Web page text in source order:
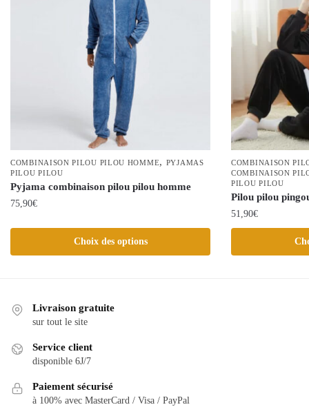
COMBINAISON PILOU PILOU HOMME, PYJAMAS
PILOU PILOU
Pyjama combinaison pilou pilou homme
75,90€
Choix des options
Ce
Les
options
peuvent
sur
COMBINAISON
COMBINAISON
PILOU PILOU
Pilou pilou
51,90€
produit
Livraison gratuite
sur tout le site
Service client
disponible 6J/7
Paiement sécurisé
à 100% avec MasterCard / Visa / PayPal